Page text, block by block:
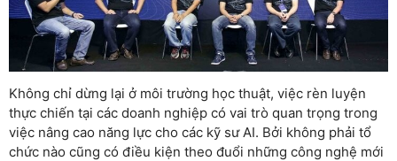
Không chỉ dừng lại ở môi trường học thuật, việc rèn luyện
thực chiến tại các doanh nghiệp có vai trò quan trọng trong
việc nâng cao năng lực cho các kỹ sư AI. Bởi không phải tổ
chức nào cũng có điều kiện theo đuổi những công nghệ mới